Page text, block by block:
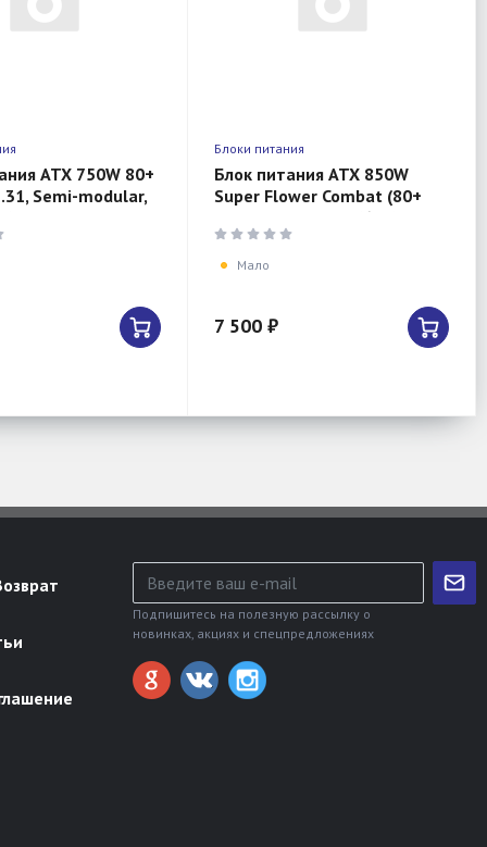
ATX 750W 80+
Semi-modular,
Блоки питания
Блок питания ATX 850W
Super Flower Combat (80+
bronze, 8x sata 4x(6+2)pin
APFC)
Мало
7 500 ₽
Подпишитесь на полезную рассылку о
новинках, акциях и спецпредложениях